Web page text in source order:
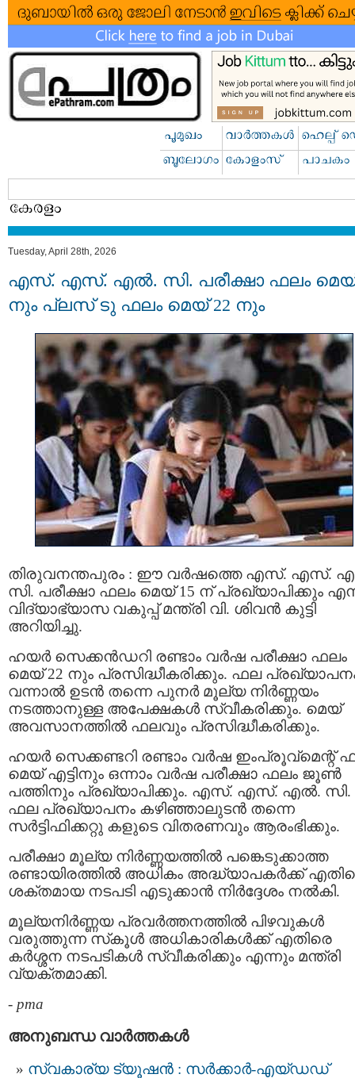
Tuesday, April 28th, 2026
എസ്. എസ്. എല്‍. സി. പരീക്ഷാ ഫലം മെയ്
നും പ്ലസ് ടു ഫലം മെയ് 22 നും
തിരുവനന്തപുരം : ഈ വർഷത്തെ എസ്. എസ്.
സി. പരീക്ഷാ ഫലം മെയ് 15 ന് പ്രഖ്യാപിക്കും
വിദ്യാഭ്യാസ വകുപ്പ് മന്ത്രി വി. ശിവന്‍ കുട്ടി
അറിയിച്ചു.
ഹയര്‍ സെക്കന്‍ഡറി രണ്ടാം വര്‍ഷ പരീക്ഷാ ഫലം
മെയ് 22 നും പ്രസിദ്ധീകരിക്കും. ഫല
വന്നാൽ ഉടൻ തന്നെ പുനര്‍ മൂല്യ നിർണ്ണയം
നടത്താനുള്ള അപേക്ഷകള്‍ സ്വീകരിക്കും. മെയ്
അവസാനത്തിൽ ഫലവും പ്രസിദ്ധീകരിക്കും.
ഹയര്‍ സെക്കണ്ടറി രണ്ടാം വര്‍ഷ ഇംപ്രൂവ്മെന്റ്
മെയ് എട്ടിനും ഒന്നാം വര്‍ഷ പരീക്ഷാ ഫലം ജൂണ്‍
പത്തിനും പ്രഖ്യാപിക്കും. എസ്. എസ്. എല്‍. സി.
ഫല പ്രഖ്യാപനം കഴിഞ്ഞാലുടന്‍ തന്നെ
സര്‍ട്ടിഫിക്കറ്റു കളുടെ വിതരണവും ആരംഭിക്കും.
പരീക്ഷാ മൂല്യ നിർണ്ണയത്തിൽ പങ്കെടുക്കാത്ത
രണ്ടായിരത്തിൽ അധികം അദ്ധ്യാപകർക്ക്
ശക്തമായ നടപടി എടുക്കാൻ നിർദ്ദേശം നൽകി.
മൂല്യനിര്‍ണ്ണയ പ്രവര്‍ത്തനത്തില്‍ പിഴവുകള്‍
വരുത്തുന്ന സ്‌കൂള്‍ അധികാരികള്‍ക്ക് എതിരെ
കർശ്ശന നടപടികൾ സ്വീകരിക്കും എന്നും മന്ത്രി
വ്യക്തമാക്കി.
- pma
അനുബന്ധ വാര്‍ത്തകള്‍
സ്വകാര്യ ട്യൂഷന്‍ : സര്‍ക്കാര്‍-എയ്ഡഡ്